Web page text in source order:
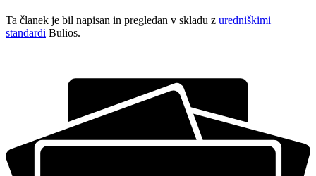
Ta članek je bil napisan in pregledan v skladu z uredniškimi
standardi Bulios.